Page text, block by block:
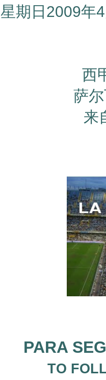
星期日2009年
西
萨
来
PARA
TO